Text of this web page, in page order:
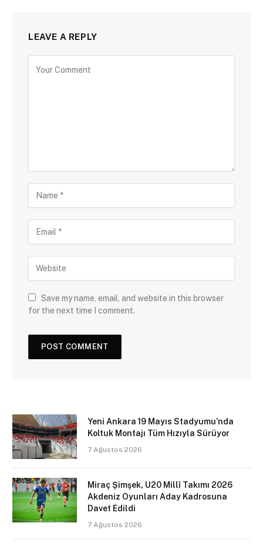
LEAVE A REPLY
Save my name, email, and website in this browser
for the next time I comment.
Yeni Ankara 19 Mayıs Stadyumu’nda
Koltuk Montajı Tüm Hızıyla Sürüyor
7 Ağustos 2026
Miraç Şimşek, U20 Millî Takımı 2026
Akdeniz Oyunları Aday Kadrosuna
Davet Edildi
7 Ağustos 2026